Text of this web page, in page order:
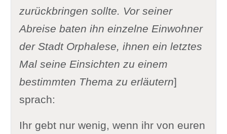
zurückbringen sollte. Vor seiner
Abreise baten ihn einzelne Einwohner
der Stadt Orphalese, ihnen ein letztes
Mal seine Einsichten zu einem
bestimmten Thema zu erläutern]
sprach:
Ihr gebt nur wenig, wenn ihr von euren